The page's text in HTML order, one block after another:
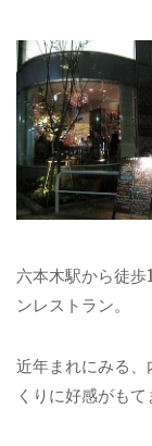
六本木駅から徒
ンレストラン。
近年まれにみる
くりに好感がもて